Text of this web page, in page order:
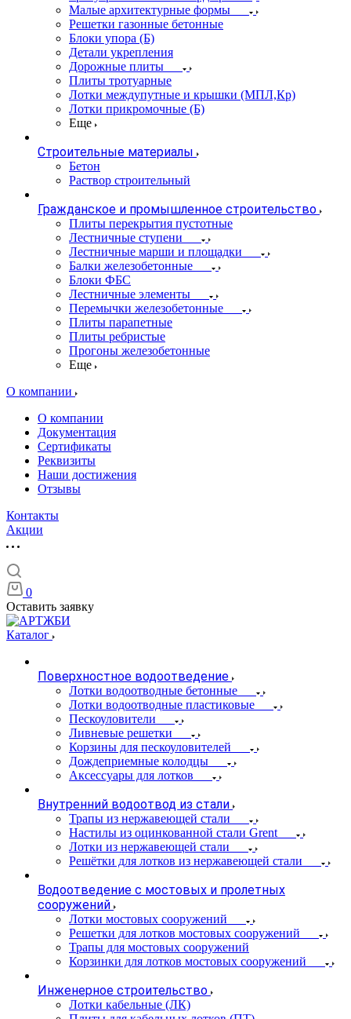
Малые архитектурные формы
Решетки газонные бетонные
Блоки упора (Б)
Детали укрепления
Дорожные плиты
Плиты тротуарные
Лотки междупутные и крышки (МПЛ,Кр)
Лотки прикромочные (Б)
Еще
Строительные материалы
Бетон
Раствор строительный
Гражданское и промышленное строительство
Плиты перекрытия пустотные
Лестничные ступени
Лестничные марши и площадки
Балки железобетонные
Блоки ФБС
Лестничные элементы
Перемычки железобетонные
Плиты парапетные
Плиты ребристые
Прогоны железобетонные
Еще
О компании
О компании
Документация
Сертификаты
Реквизиты
Наши достижения
Отзывы
Контакты
Акции
0
Оставить заявку
Каталог
Поверхностное водоотведение
Лотки водоотводные бетонные
Лотки водоотводные пластиковые
Пескоуловители
Ливневые решетки
Корзины для пескоуловителей
Дождеприемные колодцы
Аксессуары для лотков
Внутренний водоотвод из стали
Трапы из нержавеющей стали
Настилы из оцинкованной стали Grent
Лотки из нержавеющей стали
Решётки для лотков из нержавеющей стали
Водоотведение с мостовых и пролетных
сооружений
Лотки мостовых сооружений
Решетки для лотков мостовых сооружений
Трапы для мостовых сооружений
Корзинки для лотков мостовых сооружений
Инженерное строительство
Лотки кабельные (ЛК)